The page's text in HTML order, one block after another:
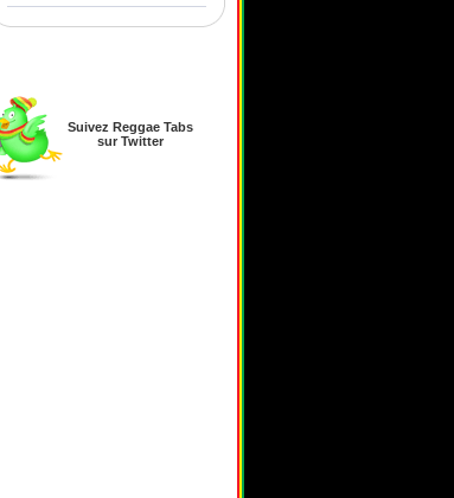
Suivez Reggae Tabs
sur Twitter